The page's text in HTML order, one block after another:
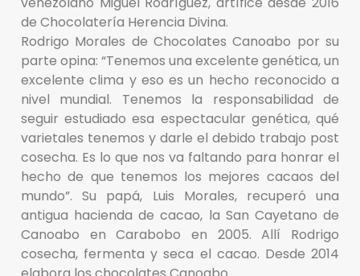
de Chocolatería Herencia Divina.
Rodrigo Morales de Chocolates Canoabo por su
parte opina: “Tenemos una excelente genética, un
excelente clima y eso es un hecho reconocido a
nivel mundial. Tenemos la responsabilidad de
seguir estudiado esa espectacular genética, qué
varietales tenemos y darle el debido trabajo post
cosecha. Es lo que nos va faltando para honrar el
hecho de que tenemos los mejores cacaos del
mundo”. Su papá, Luis Morales, recuperó una
antigua hacienda de cacao, la San Cayetano de
Canoabo en Carabobo en 2005. Allí Rodrigo
cosecha, fermenta y seca el cacao. Desde 2014